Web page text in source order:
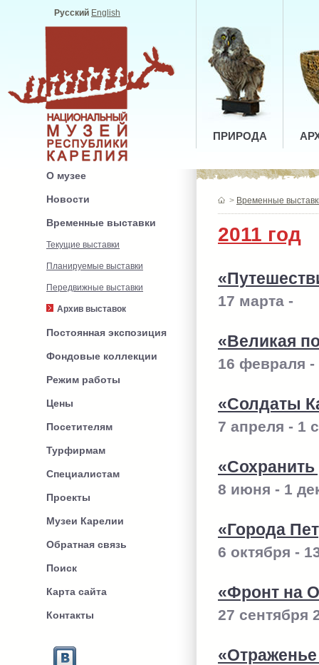
Русский English
ПРИРОДА
О музее
Новости
Временные выставки
Текущие выставки
Планируемые выставки
Передвижные выставки
Архив выставок
Постоянная экспозиция
Фондовые коллекции
Режим работы
Цены
Посетителям
Турфирмам
Специалистам
Проекты
Музеи Карелии
Обратная связь
Поиск
Карта сайта
Контакты
> Временные
2011 год
17 марта -
«Великая
16 февраля -
«Солдаты
7 апреля - 1
8 июня - 1
«Города
6 октября -
«Фронт на
27 сентября